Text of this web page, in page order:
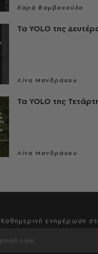
Χαρά Βαμβακούλα
Τα YOLO της
Λίνα Μανδράκου
Τα YOLO της
Λίνα Μανδράκου
Καθημερινή ενημέρωση